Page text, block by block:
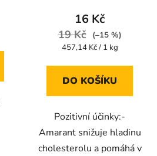
produktu
je
5,0
5
16 Kč
19 Kč
(–15 %)
Měrná
457,14 Kč / 1 kg
DO KOŠÍKU
Pozitivní účinky:-
Amarant snižuje hladinu
cholesterolu a pomáhá v